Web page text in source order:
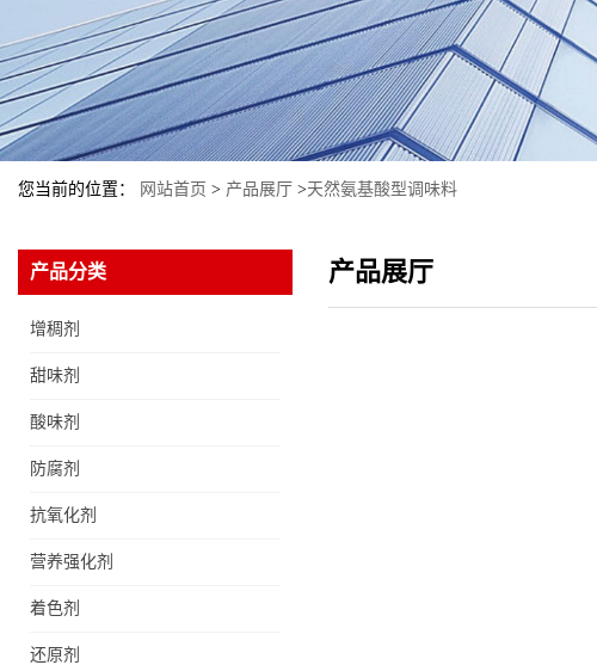
您当前的位置： 网站首页 > 产品展厅 >天然氨基酸型调味料
产品分类
增稠剂
甜味剂
酸味剂
防腐剂
抗氧化剂
营养强化剂
着色剂
还原剂
产品展厅